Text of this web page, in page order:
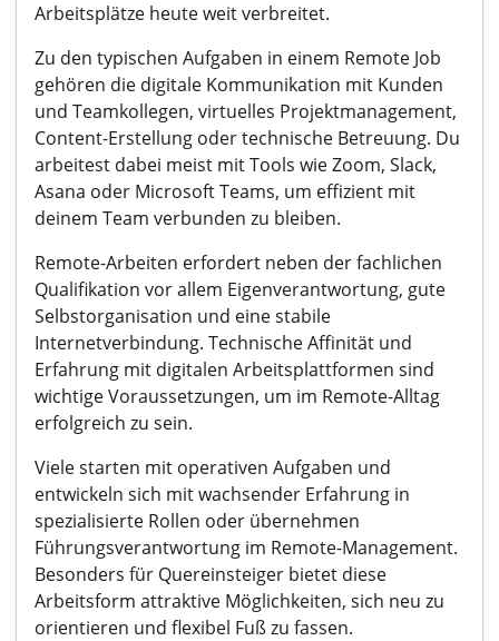
Arbeitsplätze heute weit verbreitet.
Zu den typischen Aufgaben in einem Remote Job
gehören die digitale Kommunikation mit Kunden
und Teamkollegen, virtuelles Projektmanagement,
Content-Erstellung oder technische Betreuung. Du
arbeitest dabei meist mit Tools wie Zoom, Slack,
Asana oder Microsoft Teams, um effizient mit
deinem Team verbunden zu bleiben.
Remote-Arbeiten erfordert neben der fachlichen
Qualifikation vor allem Eigenverantwortung, gute
Selbstorganisation und eine stabile
Internetverbindung. Technische Affinität und
Erfahrung mit digitalen Arbeitsplattformen sind
wichtige Voraussetzungen, um im Remote-Alltag
erfolgreich zu sein.
Viele starten mit operativen Aufgaben und
entwickeln sich mit wachsender Erfahrung in
spezialisierte Rollen oder übernehmen
Führungsverantwortung im Remote-Management.
Besonders für Quereinsteiger bietet diese
Arbeitsform attraktive Möglichkeiten, sich neu zu
orientieren und flexibel Fuß zu fassen.